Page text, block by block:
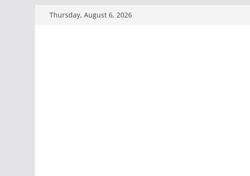
Thursday, August 6, 2026